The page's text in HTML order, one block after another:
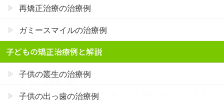
このページのコンテンツ
治療費について
料金やお支払い方法等についてご紹介させていただきま
す。
再矯正治療の治療例
ガミースマイルの治療例
子どもの矯正治療例と解説
子供の叢生の治療例
子供の出っ歯の治療例